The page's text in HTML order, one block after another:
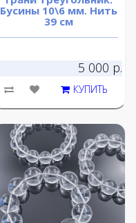
Бусины 10\6 мм. Нить
39 см
5 000 р.
КУПИТЬ